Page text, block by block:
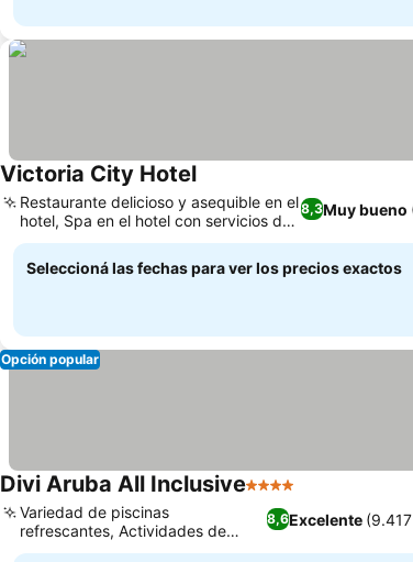
Victoria City HotelVer precios
8,3Muy bueno
Restaurante delicioso y asequible en el
hotel, Spa en el hotel con servicios de
masaje
Seleccioná las fechas para ver los precios exactos
Opción popular
Divi Aruba All Inclusive4 Estrellas
8,6Excelente
Variedad de piscinas
refrescantes, Actividades de
aventura incluidas